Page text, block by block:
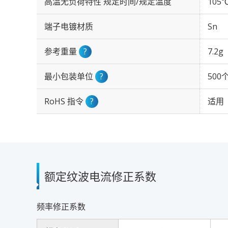
端子电镀材质 Sn
参考重量 ? 7.2g
最小包装单位 ? 500
RoHS 指令 ? 适用
额定纹波电流修正系数
频率修正系数